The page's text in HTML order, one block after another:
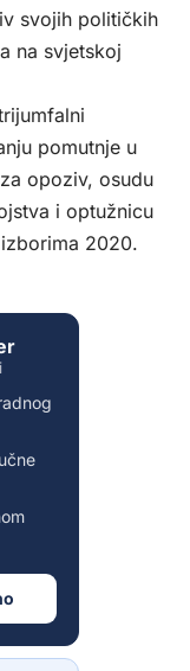
svojih političkih
na svjetskoj
pomutnje u
opoziv, osudu
i optužnicu
2020.